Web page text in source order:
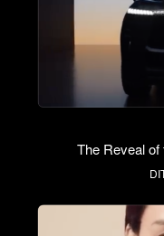
The Reveal